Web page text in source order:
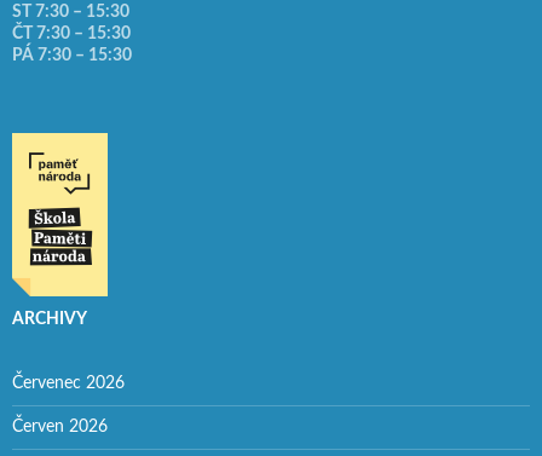
ST 7:30 – 15:30
ČT 7:30 – 15:30
PÁ 7:30 – 15:30
ARCHIVY
Červenec 2026
Červen 2026